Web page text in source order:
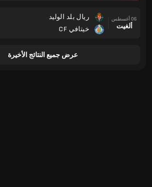
06 أغسطس
ألغيت
ريال بلد الوليد
خيتافي CF
عرض جميع النتائج الأخيرة